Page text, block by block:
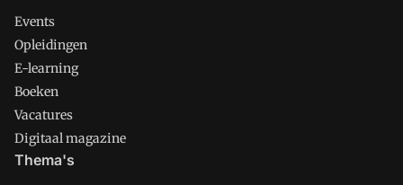
Events
Opleidingen
E-learning
Boeken
Vacatures
Digitaal magazine
Thema's